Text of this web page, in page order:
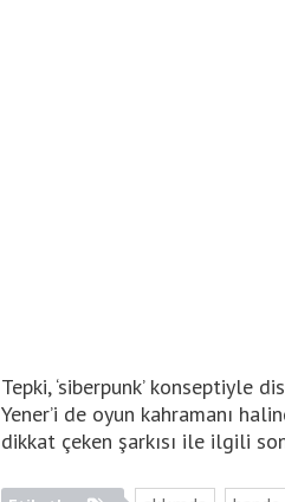
Tepki, ‘siberpunk’ konseptiyle
Yener’i de oyun kahramanı
dikkat çeken şarkısı ile ilgili